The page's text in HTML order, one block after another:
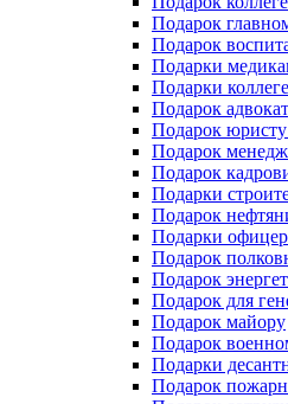
Подарок
Подарок
Подарки
Подарки
Подарок
Подарок
Подарок
Подарок
Подарки
Подарок
Подарки
Подарок
Подарок
Подарок для
Подарок майору
Подарок
Подарки
Подарок